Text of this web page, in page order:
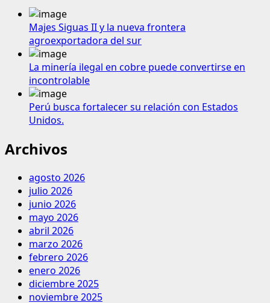
Majes Siguas II y la nueva frontera
agroexportadora del sur
La minería ilegal en cobre puede convertirse en
incontrolable
Perú busca fortalecer su relación con Estados
Unidos.
Archivos
agosto 2026
julio 2026
junio 2026
mayo 2026
abril 2026
marzo 2026
febrero 2026
enero 2026
diciembre 2025
noviembre 2025